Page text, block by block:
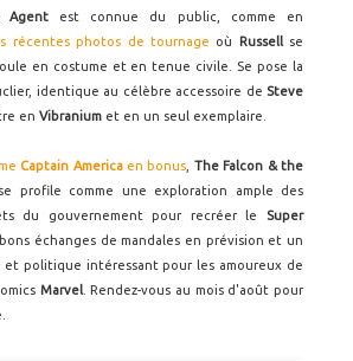
Agentest connue du public, comme en
récentes photos de tournage où Russellse
en costume et en tenue civile. Se pose la
identique au célèbre accessoire de Steve
en Vibranium et en un seul exemplaire.
Captain Americaen bonus The Falcon & the
profile comme une exploration ample des
du gouvernement pour recréer le Super
bons échanges de mandales en prévision et un
et politique intéressant pour les amoureux de
Marvel. Rendez-vous au mois d'août pour